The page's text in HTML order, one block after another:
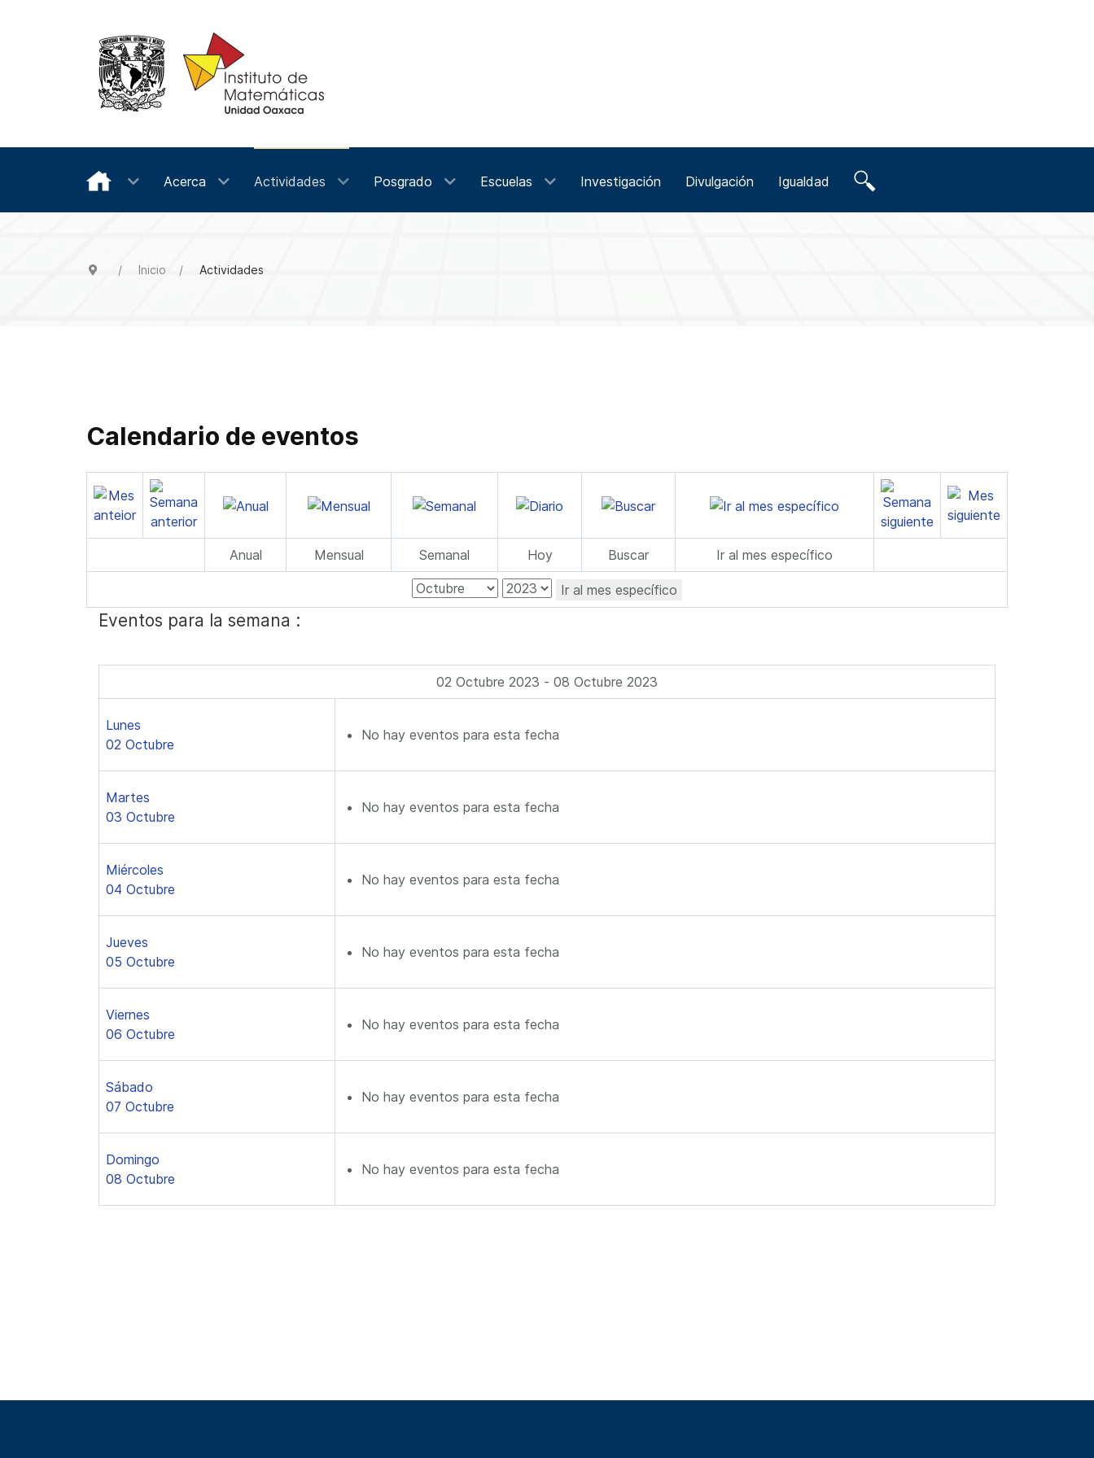
Acerca Actividades Posgrado Escuelas Investigación Divulgación Igualdad
Inicio Actividades
Calendario de eventos
Anual Mensual Semanal Hoy Buscar Ir al mes específico
Ir al mes específico
Eventos para la semana :
02 Octubre 2023 - 08 Octubre 2023
Lunes
02 Octubre
No hay eventos para esta fecha
Martes
03 Octubre
No hay eventos para esta fecha
Miércoles
04 Octubre
No hay eventos para esta fecha
Jueves
05 Octubre
No hay eventos para esta fecha
Viernes
06 Octubre
No hay eventos para esta fecha
Sábado
07 Octubre
No hay eventos para esta fecha
Domingo
08 Octubre
No hay eventos para esta fecha